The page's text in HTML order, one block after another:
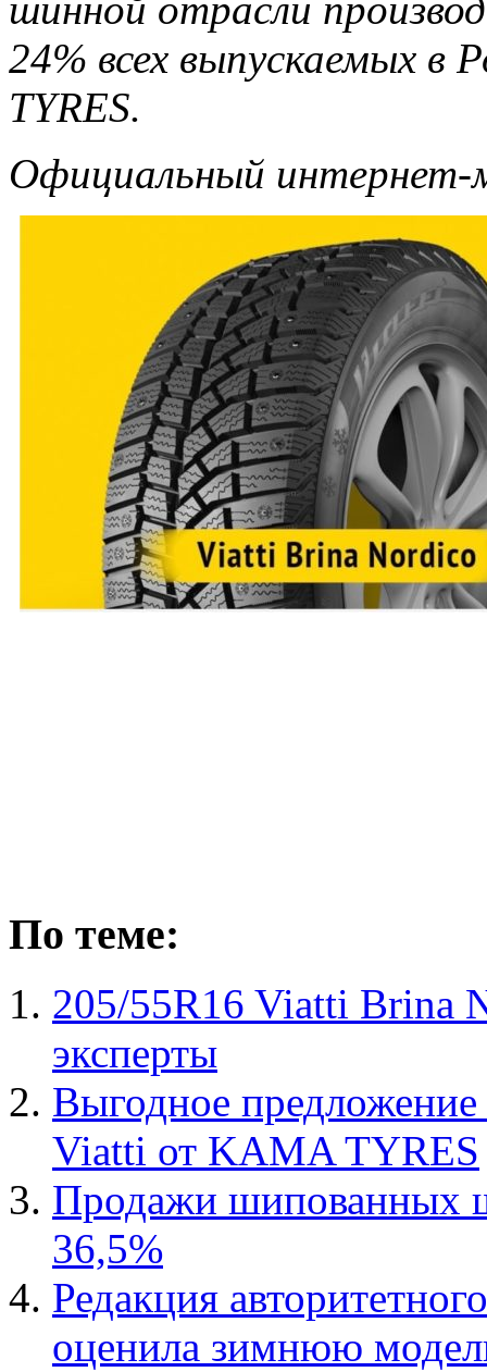
24% всех выпускаемых в
TYRES.
Официальный интернет-
По теме:
205/55R16 Viatti Brina
эксперты
Выгодное
Viatti от KAMA TYRES
Продажи шипованных
36,5%
Редакция
оценила зимнюю